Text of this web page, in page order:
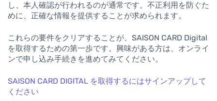
し、本人確認が行われるのが通常です。不正利用を防ぐた
めに、正確な情報を提供することが求められます。
これらの要件をクリアすることが、SAISON CARD Digital
を取得するための第一歩です。興味がある方は、オンライ
ンで申し込み手続きを進めてみてください。
SAISON CARD DIGITAL を取得するにはサインアップして
ください